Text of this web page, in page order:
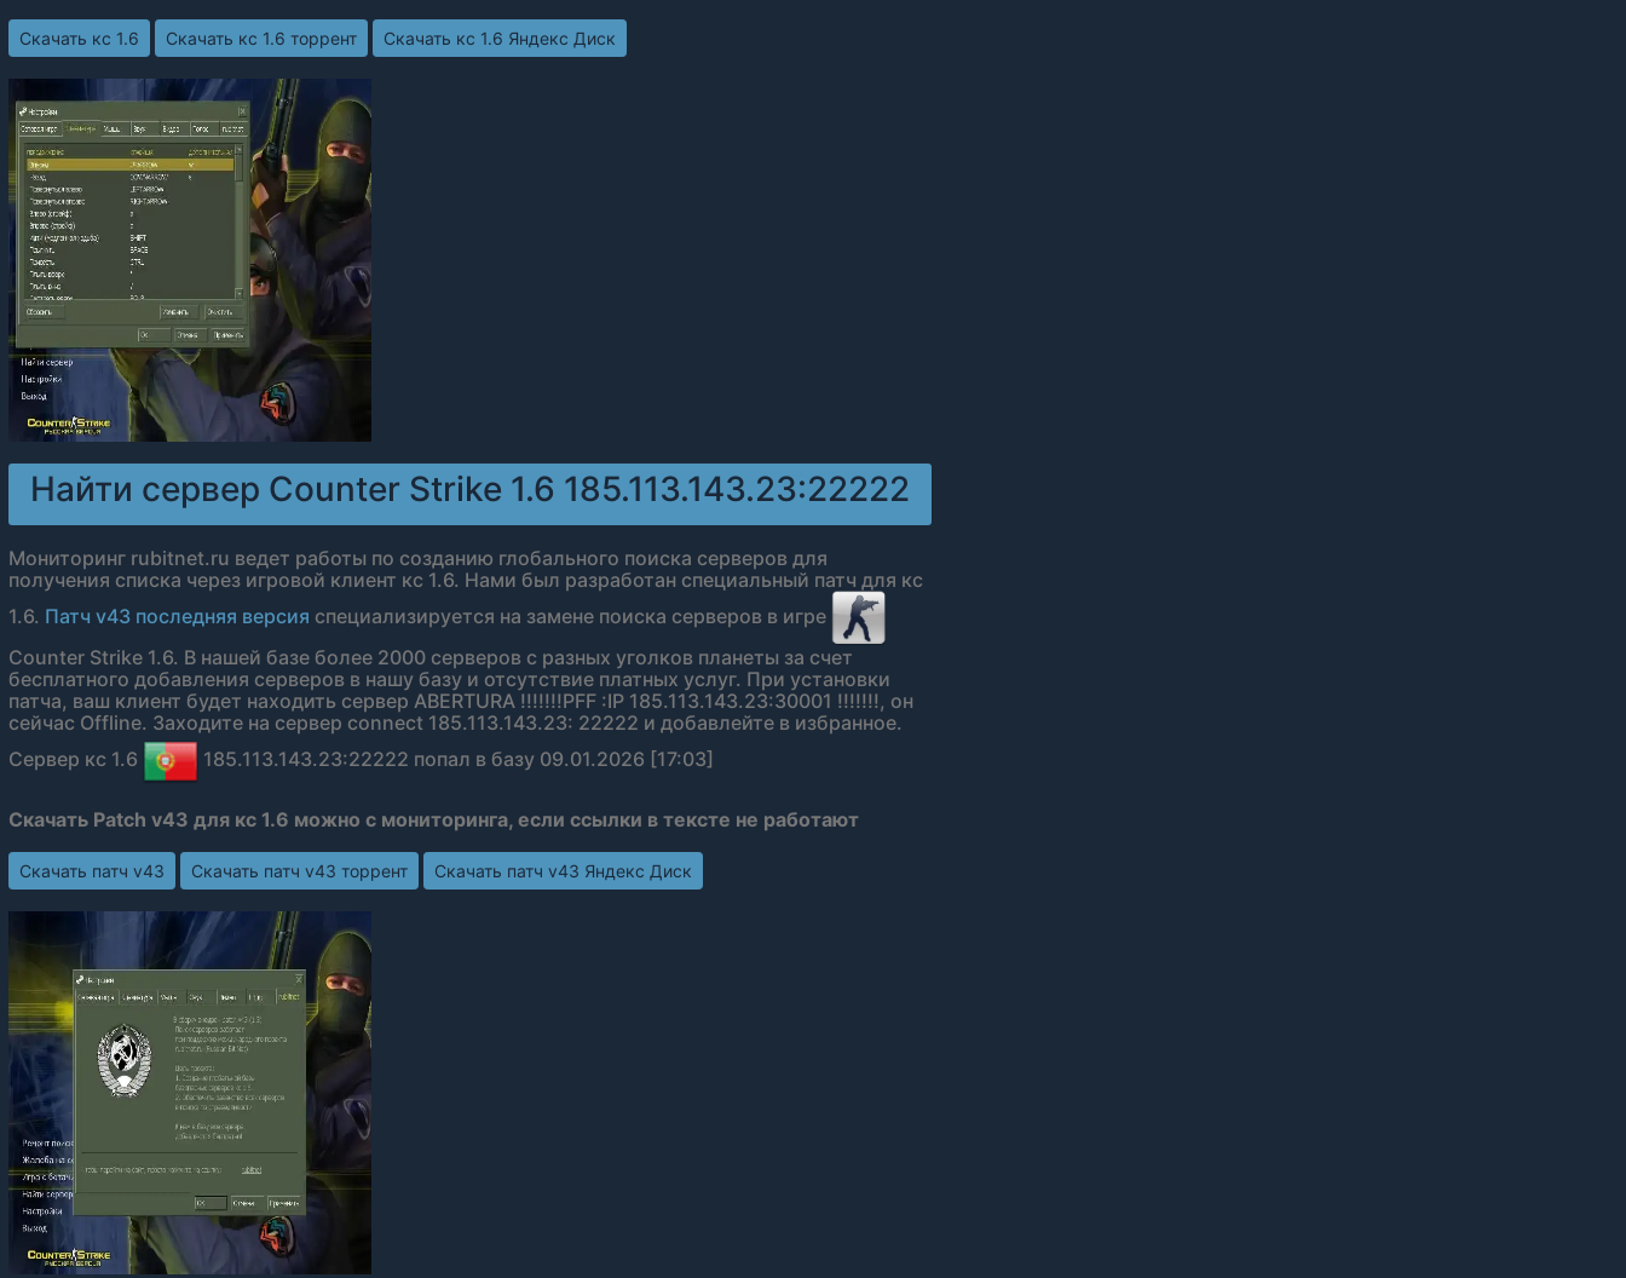
Скачать кс 1.6 Скачать кс 1.6 торрент Скачать кс 1.6 Яндекс Диск
Найти сервер Counter Strike 1.6 185.113.143.23:22222
Мониторинг rubitnet.ru ведет работы по созданию глобального поиска серверов для
получения списка через игровой клиент кс 1.6. Нами был разработан специальный патч для кс
1.6. Патч v43 последняя версия специализируется на замене поиска серверов в игре
Counter Strike 1.6. В нашей базе более 2000 серверов с разных уголков планеты за счет
бесплатного добавления серверов в нашу базу и отсутствие платных услуг. При установки
патча, ваш клиент будет находить сервер ABERTURA !!!!!!!PFF :IP 185.113.143.23:30001 !!!!!!!, он
сейчас Offline. Заходите на сервер connect 185.113.143.23: 22222 и добавлейте в избранное.
Сервер кс 1.6
185.113.143.23:22222 попал в базу 09.01.2026 [17:03]
Скачать Patch v43 для кс 1.6 можно с мониторинга, если ссылки в тексте не работают
Скачать патч v43 Скачать патч v43 торрент Скачать патч v43 Яндекс Диск